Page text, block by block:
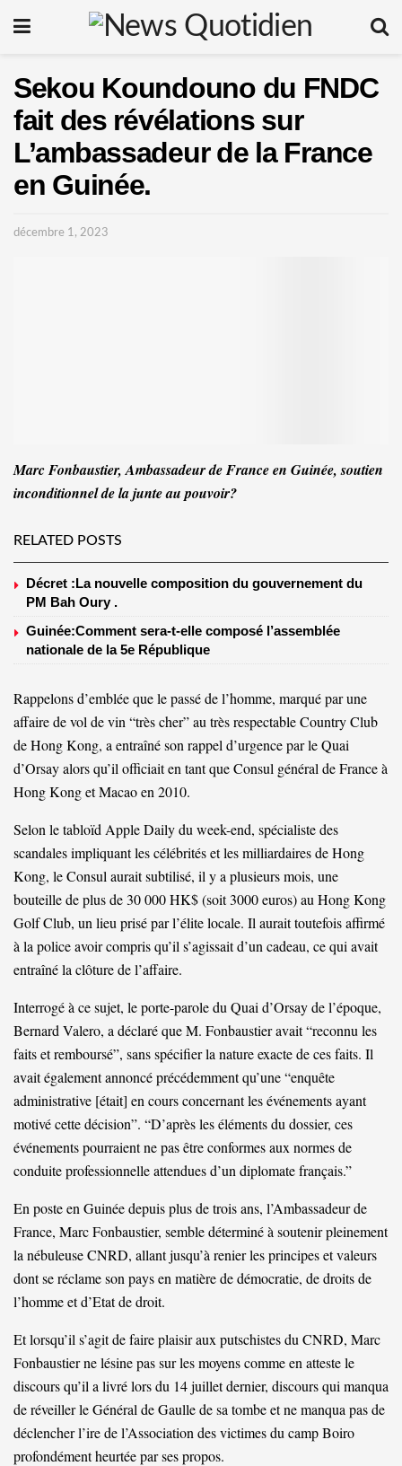
Sekou Koundouno du FNDC
fait des révélations sur
L’ambassadeur de la France
en Guinée.
décembre 1, 2023
Marc Fonbaustier, Ambassadeur de France en Guinée, soutien
inconditionnel de la junte au pouvoir?
RELATED POSTS
Décret :La nouvelle composition du gouvernement du
PM Bah Oury .
Guinée:Comment sera-t-elle composé l’assemblée
nationale de la 5e République
Rappelons d’emblée que le passé de l’homme, marqué par une
affaire de vol de vin “très cher” au très respectable Country Club
de Hong Kong, a entraîné son rappel d’urgence par le Quai
d’Orsay alors qu’il officiait en tant que Consul général de France à
Hong Kong et Macao en 2010.
Selon le tabloïd Apple Daily du week-end, spécialiste des
scandales impliquant les célébrités et les milliardaires de Hong
Kong, le Consul aurait subtilisé, il y a plusieurs mois, une
bouteille de plus de 30 000 HK$ (soit 3000 euros) au Hong Kong
Golf Club, un lieu prisé par l’élite locale. Il aurait toutefois affirmé
à la police avoir compris qu’il s’agissait d’un cadeau, ce qui avait
entraîné la clôture de l’affaire.
Interrogé à ce sujet, le porte-parole du Quai d’Orsay de l’époque,
Bernard Valero, a déclaré que M. Fonbaustier avait “reconnu les
faits et remboursé”, sans spécifier la nature exacte de ces faits. Il
avait également annoncé précédemment qu’une “enquête
administrative [était] en cours concernant les événements ayant
motivé cette décision”. “D’après les éléments du dossier, ces
événements pourraient ne pas être conformes aux normes de
conduite professionnelle attendues d’un diplomate français.”
En poste en Guinée depuis plus de trois ans, l’Ambassadeur de
France, Marc Fonbaustier, semble déterminé à soutenir pleinement
la nébuleuse CNRD, allant jusqu’à renier les principes et valeurs
dont se réclame son pays en matière de démocratie, de droits de
l’homme et d’Etat de droit.
Et lorsqu’il s’agit de faire plaisir aux putschistes du CNRD, Marc
Fonbaustier ne lésine pas sur les moyens comme en atteste le
discours qu’il a livré lors du 14 juillet dernier, discours qui manqua
de réveiller le Général de Gaulle de sa tombe et ne manqua pas de
déclencher l’ire de l’Association des victimes du camp Boiro
profondément heurtée par ses propos.